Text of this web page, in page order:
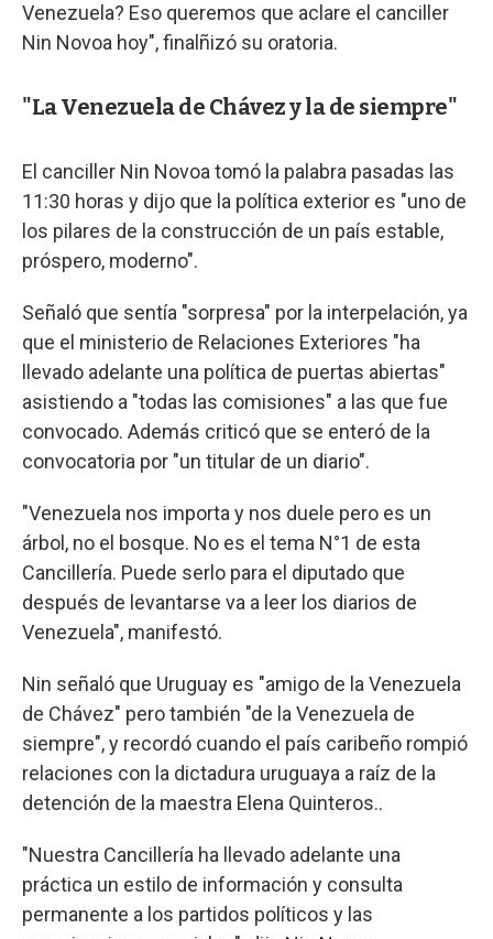
Venezuela? Eso queremos que aclare el canciller
Nin Novoa hoy", finalñizó su oratoria.
"La Venezuela de Chávez y la de siempre"
El canciller Nin Novoa tomó la palabra pasadas las
11:30 horas y dijo que la política exterior es "uno de
los pilares de la construcción de un país estable,
próspero, moderno".
Señaló que sentía "sorpresa" por la interpelación, ya
que el ministerio de Relaciones Exteriores "ha
llevado adelante una política de puertas abiertas"
asistiendo a "todas las comisiones" a las que fue
convocado. Además criticó que se enteró de la
convocatoria por "un titular de un diario".
"Venezuela nos importa y nos duele pero es un
árbol, no el bosque. No es el tema N°1 de esta
Cancillería. Puede serlo para el diputado que
después de levantarse va a leer los diarios de
Venezuela", manifestó.
Nin señaló que Uruguay es "amigo de la Venezuela
de Chávez" pero también "de la Venezuela de
siempre", y recordó cuando el país caribeño rompió
relaciones con la dictadura uruguaya a raíz de la
detención de la maestra Elena Quinteros..
"Nuestra Cancillería ha llevado adelante una
práctica un estilo de información y consulta
permanente a los partidos políticos y las